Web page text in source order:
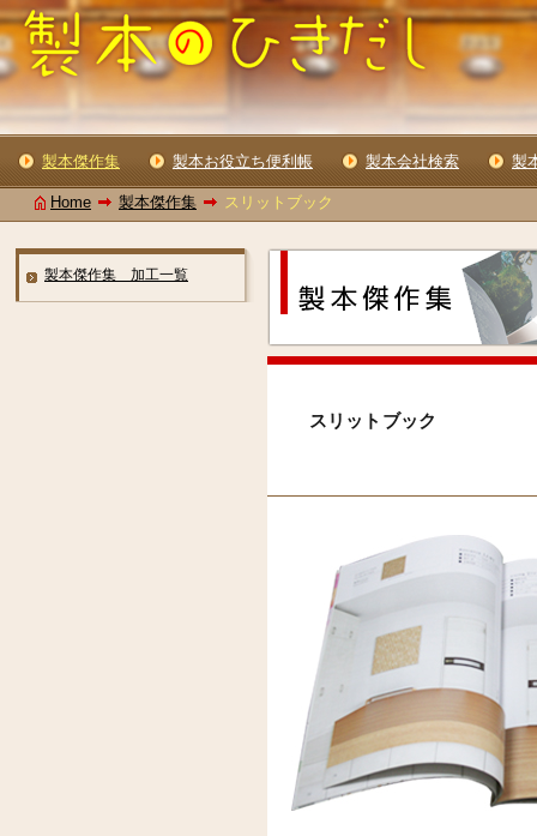
Home 製本傑作集 スリットブック
スリットブック
製本傑作集 加工一覧
製本傑作集 製本お役立ち便利帳 製本会社検索 製